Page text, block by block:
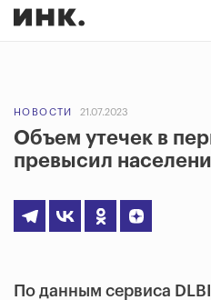
НОВОСТИ 21.07.2023
Объем утечек в
превысил
По данным сервиса